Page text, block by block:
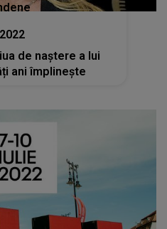
de naștere a lui
ani împlinește